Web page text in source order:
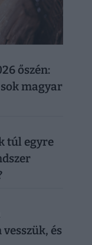
őszén:
magyar
túl egyre
és